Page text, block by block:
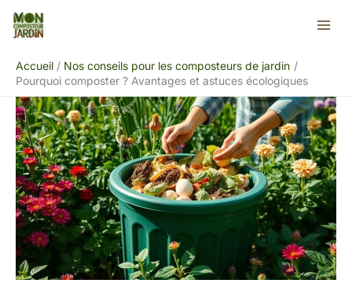
Aller
Accueil
Nos conseils pour les composteurs de jardin
Pourquoi composter ? Avantages et astuces écologiques
Rechercher